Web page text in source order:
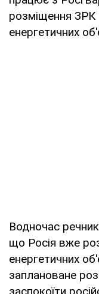
розміщення ЗРК
енергетичних
Водночас
що Росія вже
енергетичних
заплановане
заспокоїти